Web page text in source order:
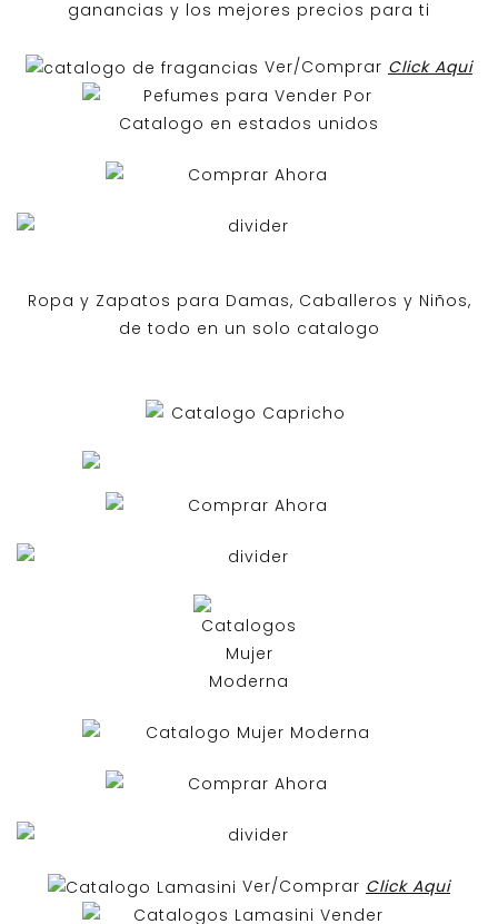
ganancias y los mejores precios para ti
Ver/Comprar Click Aqui
Ropa y Zapatos para Damas, Caballeros y Niños,
de todo en un solo catalogo
Ver/Comprar Click Aqui